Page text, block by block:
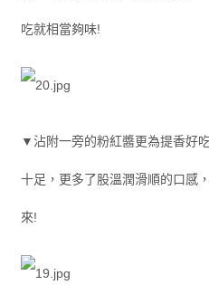
吃就相當夠味!
▼沾附一旁的粉紅醬更為提香好
十足，更多了股溫潤滑順的口感
來!